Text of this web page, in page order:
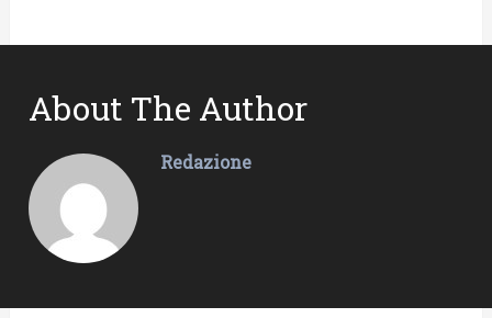
About The Author
Redazione